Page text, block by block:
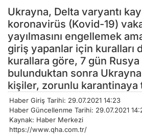
Ukrayna, Delta varyantı
koronavirüs (Kovid-19)
yayılmasını engellemek
giriş yapanlar için kuralları
kurallara göre, 7 gün Rusya
bulunduktan sonra
kişiler, zorunlu karantinaya
Haber Giriş Tarihi: 29.07.2021 14:23
Haber Güncellenme Tarihi: 29.07.2021
Kaynak: Haber Merkezi
https://www.qha.com.tr/